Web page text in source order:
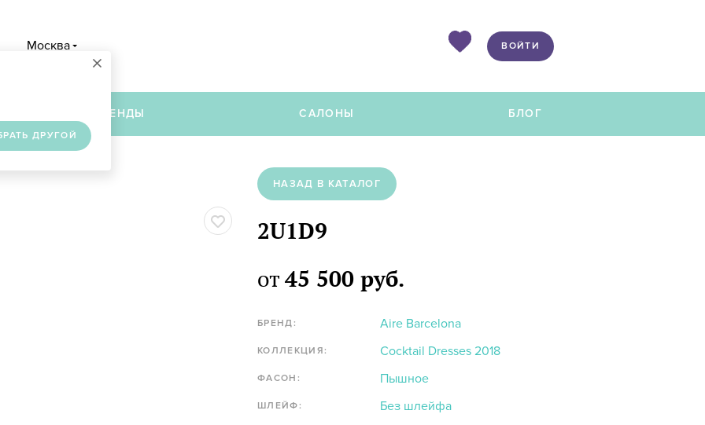
Москва
×
ДРУГОЙ
ВОЙТИ
БРЕНДЫ САЛОНЫ БЛОГ
НАЗАД В КАТАЛОГ
2U1D9
от45 500 руб.
БРЕНД: Aire Barcelona
КОЛЛЕКЦИЯ: Cocktail Dresses 2018
ФАСОН: Пышное
ШЛЕЙФ: Без шлейфа